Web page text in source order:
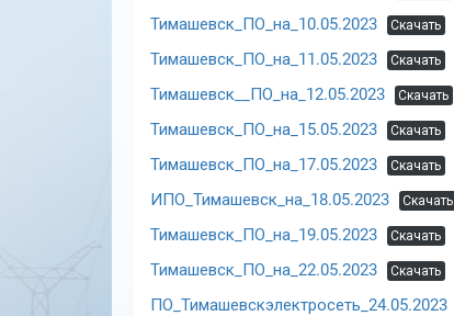
Тимашевск_ПО_на_10.05.2023 Скачать
Тимашевск_ПО_на_11.05.2023 Скачать
Тимашевск__ПО_на_12.05.2023 Скачать
Тимашевск_ПО_на_15.05.2023 Скачать
Тимашевск_ПО_на_17.05.2023 Скачать
ИПО_Тимашевск_на_18.05.2023 Скачать
Тимашевск_ПО_на_19.05.2023 Скачать
Тимашевск_ПО_на_22.05.2023 Скачать
ПО_Тимашевскэлектросеть_24.05.2023